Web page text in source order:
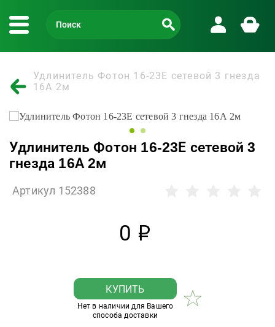
Удлинитель Фотон 16-23Е сетевой 3 гнезда
16А 2м
Удлинитель Фотон 16-23Е сетевой 3
гнезда 16А 2м
Артикул 152388
0 р
КУПИТЬ
Нет в наличии для Вашего
способа доставки